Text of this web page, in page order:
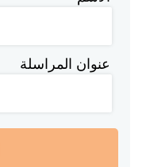
عنوان المراسلة